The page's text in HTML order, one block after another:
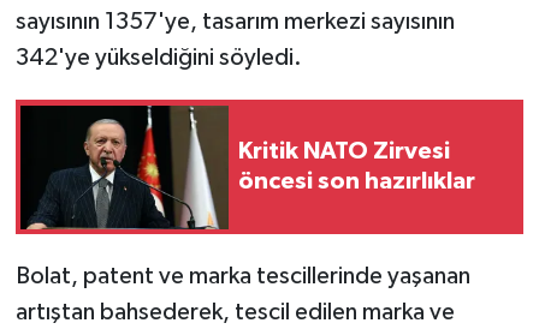
sayısının 1357'ye, tasarım merkezi sayısının
342'ye yükseldiğini söyledi.
Kritik NATO Zirvesi
öncesi son hazırlıklar
Bolat, patent ve marka tescillerinde yaşanan
artıştan bahsederek, tescil edilen marka ve